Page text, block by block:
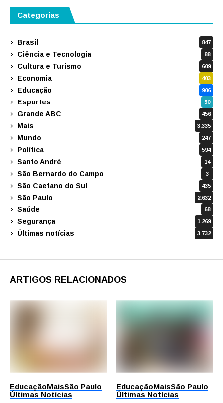
Categorias
Brasil 847
Ciência e Tecnologia 88
Cultura e Turismo 609
Economia 403
Educação 906
Esportes 50
Grande ABC 456
Mais 3.335
Mundo 247
Política 594
Santo André 14
São Bernardo do Campo 3
São Caetano do Sul 435
São Paulo 2.632
Saúde 68
Segurança 1.269
Últimas notícias 3.732
ARTIGOS RELACIONADOS
EducaçãoMaisSão Paulo
Últimas Notícias
EducaçãoMaisSão Paulo
Últimas Notícias